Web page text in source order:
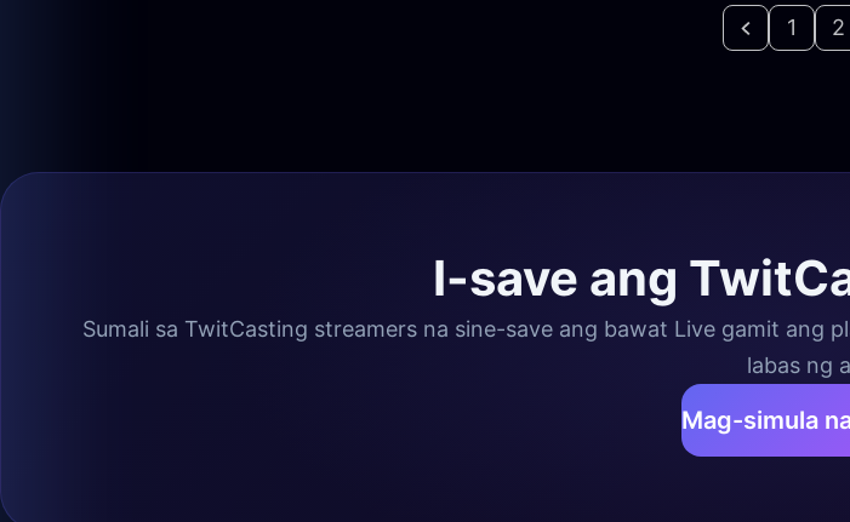
1 2
I-save ang
Sumali sa TwitCasting streamers na sine-save ang bawat Live gamit ang
labas ng
Mag-simula